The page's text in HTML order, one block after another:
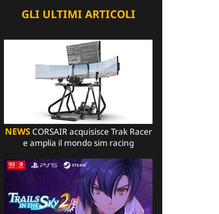
GLI ULTIMI ARTICOLI
NEWSCORSAIR acquisisce Trak Racer
e amplia il mondo sim racing